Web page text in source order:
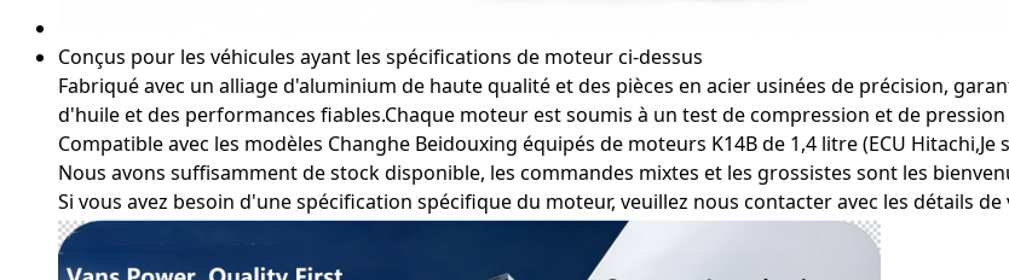
Conçus pour les véhicules ayant les spécifications de moteur ci-dessus
Fabriqué avec un alliage d'aluminium de haute qualité et des pièces en acier usinées de précision,
d'huile et des performances fiables.Chaque moteur est soumis à un test de compression et de
Compatible avec les modèles Changhe Beidouxing équipés de moteurs K14B de 1,4 litre (ECU Hitachi,Je
Nous avons suffisamment de stock disponible, les commandes mixtes et les grossistes sont les
Si vous avez besoin d'une spécification spécifique du moteur, veuillez nous contacter avec les détails de